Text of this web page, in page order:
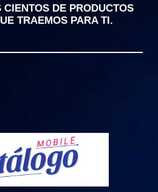
CIENTOS DE PRODUCTOS
TRAEMOS PARA TI.